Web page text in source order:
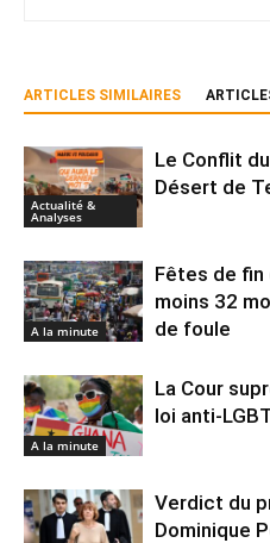
ARTICLES SIMILAIRES
Actualité &
Analyses
Le Conflit
Désert de
A la minute
Fêtes de fin
moins 32
de foule
A la minute
La Cour
loi anti-
Verdict du
Dominique